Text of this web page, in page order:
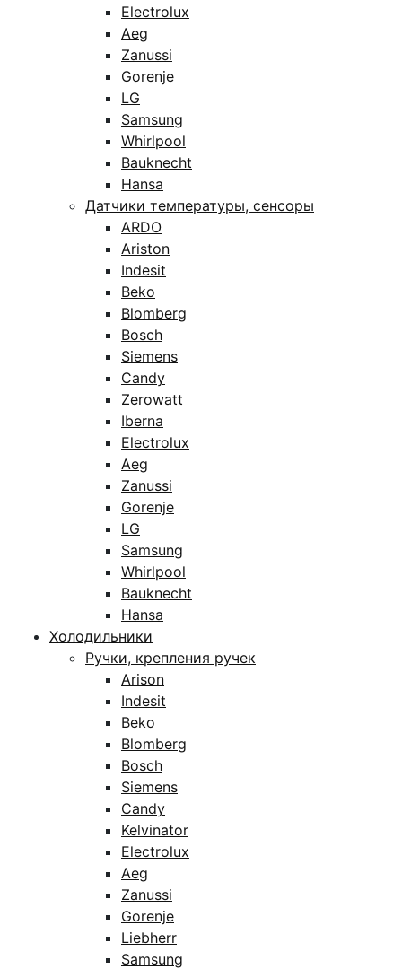
Electrolux
Aeg
Zanussi
Gorenje
LG
Samsung
Whirlpool
Bauknecht
Hansa
Датчики температуры, сенсоры
ARDO
Ariston
Indesit
Beko
Blomberg
Bosch
Siemens
Candy
Zerowatt
Iberna
Electrolux
Aeg
Zanussi
Gorenje
LG
Samsung
Whirlpool
Bauknecht
Hansa
Холодильники
Ручки, крепления ручек
Arison
Indesit
Beko
Blomberg
Bosch
Siemens
Candy
Kelvinator
Electrolux
Aeg
Zanussi
Gorenje
Liebherr
Samsung